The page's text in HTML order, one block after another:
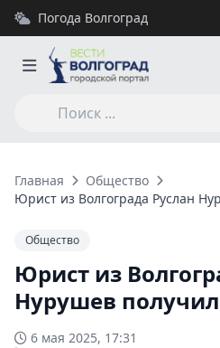
Погода Волгоград
Главная
Общество
Юрист из Волгограда Руслан
Общество
Юрист из
Нурушев
6 мая 2025, 17:31